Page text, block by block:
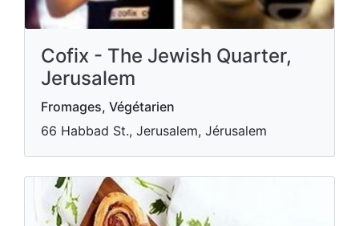
Cofix - The Jewish Quarter,
Jerusalem
Fromages, Végétarien
66 Habbad St., Jerusalem, Jérusalem